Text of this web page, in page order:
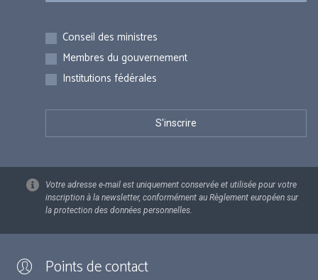
Inscriptions
Conseil des ministres
Membres du gouvernement
Institutions fédérales
Votre adresse e-mail est uniquement conservée et utilisée pour votre
inscription à la newsletter, conformément au Règlement européen sur
la protection des données personnelles.
Points de contact